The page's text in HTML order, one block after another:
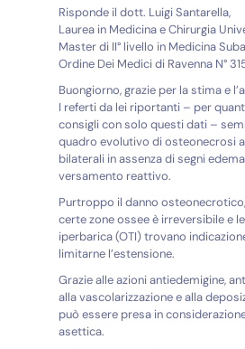
Risponde il dott. Luigi Santarella,
Laurea in Medicina e Chirurgia
Master di II° livello in Medicina
Ordine Dei Medici di Ravenna N°
Buongiorno, grazie per la stima e
I referti da lei riportanti – per
consigli con solo questi dati –
quadro evolutivo di osteonecrosi
bilaterali in assenza di segni
versamento reattivo.
Purtroppo il danno
certe zone ossee è irreversibile e
iperbarica (OTI) trovano
limitarne l’estensione.
Grazie alle azioni antiedemigine,
alla vascolarizzazione e alla
può essere presa in
asettica.